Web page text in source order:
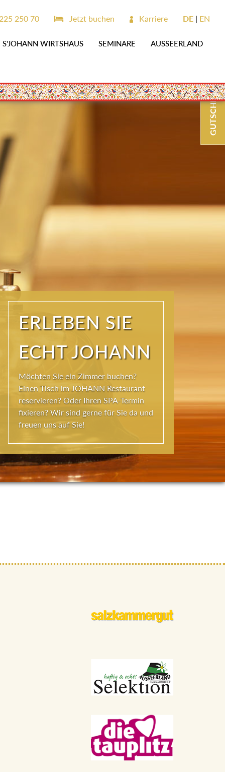
S'JOHANN WIRTSHAUS SEMINARE AUSSEERLAND
250 70 Jetzt buchen Karriere DE EN
ERLEBEN SIE
ECHT JOHANN
Möchten Sie ein Zimmer buchen?
Einen Tisch im JOHANN Restaurant
reservieren? Oder Ihren SPA-Termin
fixieren? Wir sind gerne für Sie da und
freuen uns auf Sie!
GUTSCHEINE